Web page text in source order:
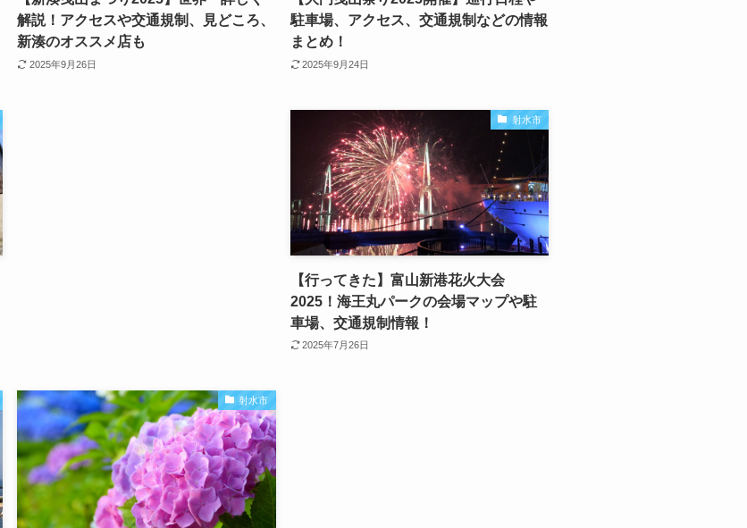
解説！アクセスや交通規制、見どころ、
新湊のオススメ店も
2025年9月26日
駐車場、アクセス、交通規制などの情報
まとめ！
2025年9月24日
射水市
【行ってきた】富山新港花火大会
2025！海王丸パークの会場マップや駐
車場、交通規制情報！
2025年7月26日
射水市